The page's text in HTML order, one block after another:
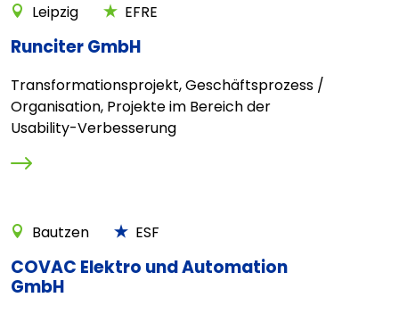
Leipzig EFRE
Runciter GmbH
Transformationsprojekt, Geschäftsprozess /
Organisation, Projekte im Bereich der
Usability-Verbesserung
Bautzen ESF
COVAC Elektro und Automation
GmbH